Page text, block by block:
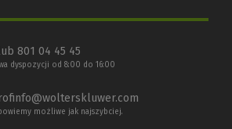
801 04 45 45
dyspozycji od 8:00 do 16:00
możliwe jak najszybciej.